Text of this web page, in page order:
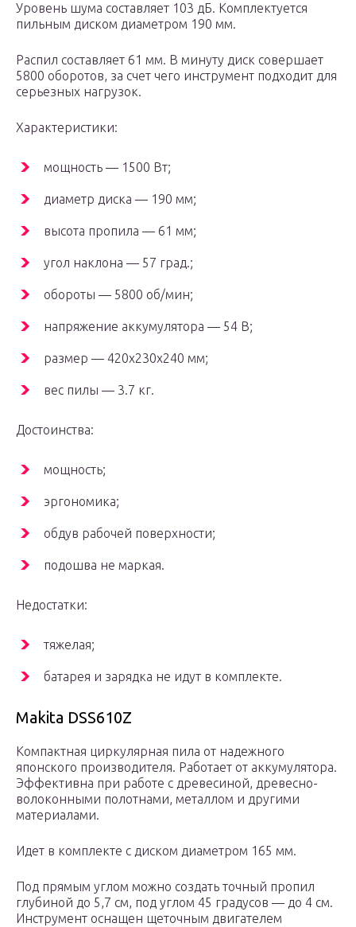
Уровень шума составляет 103 дБ. Комплектуется
пильным диском диаметром 190 мм.
Распил составляет 61 мм. В минуту диск совершает
5800 оборотов, за счет чего инструмент подходит для
серьезных нагрузок.
Характеристики:
мощность — 1500 Вт;
диаметр диска — 190 мм;
высота пропила — 61 мм;
угол наклона — 57 град.;
обороты — 5800 об/мин;
напряжение аккумулятора — 54 В;
размер — 420x230x240 мм;
вес пилы — 3.7 кг.
Достоинства:
мощность;
эргономика;
обдув рабочей поверхности;
подошва не маркая.
Недостатки:
тяжелая;
батарея и зарядка не идут в комплекте.
Makita DSS610Z
Компактная циркулярная пила от надежного
японского производителя. Работает от аккумулятора.
Эффективна при работе с древесиной, древесно-
волоконными полотнами, металлом и другими
материалами.
Идет в комплекте с диском диаметром 165 мм.
Под прямым углом можно создать точный пропил
глубиной до 5,7 см, под углом 45 градусов — до 4 см.
Инструмент оснащен щеточным двигателем